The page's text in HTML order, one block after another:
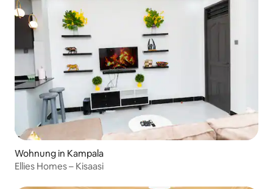
Wohnung in Kampala
Ellies Homes – Kisaasi